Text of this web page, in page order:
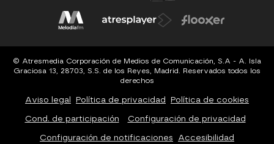
© Atresmedia Corporación de Medios de Comunicación, S.A - A. Isla
Graciosa 13, 28703, S.S. de los Reyes, Madrid. Reservados todos los
derechos
Aviso legal Política de privacidad Política de cookies
Cond. de participación Configuración de privacidad
Configuración de notificaciones Accesibilidad